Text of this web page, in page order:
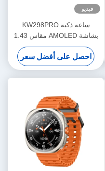
فيديو
ساعة ذكية KW298PRO
بشاشة AMOLED مقاس 1.43
بوصة مع ميزة الاتصال عبر
البلوتوث و100 وضع رياضي
احصل على أفضل سعر